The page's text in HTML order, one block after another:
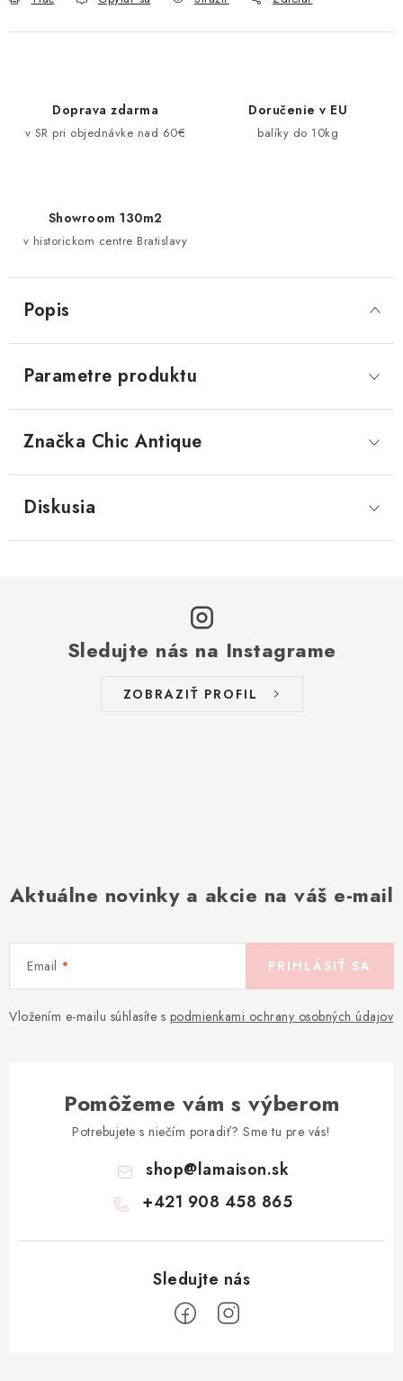
Doprava zdarma
v SR pri objednávke nad 60€
Doručenie v EU
balíky do 10kg
Showroom 130m2
v historickom centre Bratislavy
Popis
Parametre produktu
Značka Chic Antique
Diskusia
Sledujte nás na Instagrame
ZOBRAZIŤ PROFIL
Aktuálne novinky a akcie na váš e-mail
Email
Vložením e-mailu súhlasíte s podmienkami ochrany osobných údajov
PRIHLÁSIŤ SA
Pomôžeme vám s výberom
Potrebujete s niečím poradiť? Sme tu pre vás!
shop@lamaison.sk
+421 908 458 865